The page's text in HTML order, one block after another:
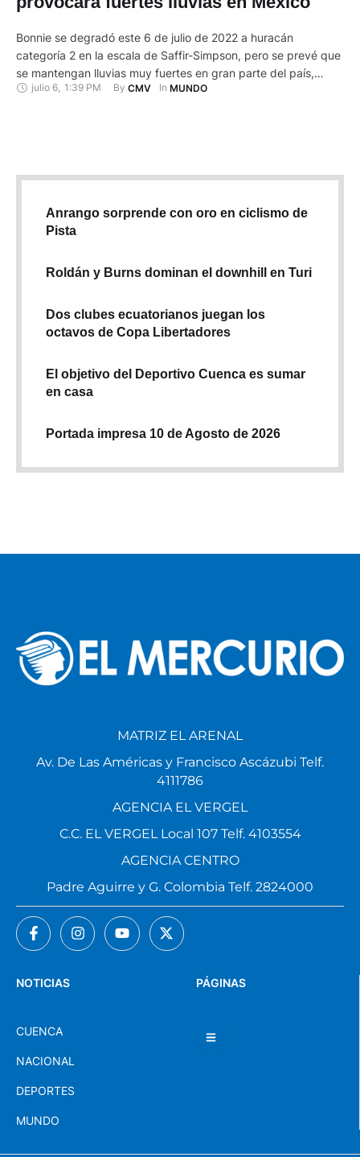
Bonnie se degradó este 6 de julio de 2022 a huracán
categoría 2 en la escala de Saffir-Simpson, pero se prevé que
se mantengan lluvias muy fuertes en gran parte del país,
informó el Servicio Meteorológico Nacional (SMN) de México.
julio 6, 1:39 PM By CMV In MUNDO
Anrango sorprende con oro en ciclismo de
Pista
Roldán y Burns dominan el downhill en Turi
Dos clubes ecuatorianos juegan los
octavos de Copa Libertadores
El objetivo del Deportivo Cuenca es sumar
en casa
Portada impresa 10 de Agosto de 2026
PÁGINAS
NOTICIAS
CUENCA
NACIONAL
DEPORTES
MUNDO
MATRIZ EL ARENAL
Av. De Las Américas y Francisco Ascázubi Telf.
4111786
AGENCIA EL VERGEL
C.C. EL VERGEL Local 107 Telf. 4103554
AGENCIA CENTRO
Padre Aguirre y G. Colombia Telf. 2824000